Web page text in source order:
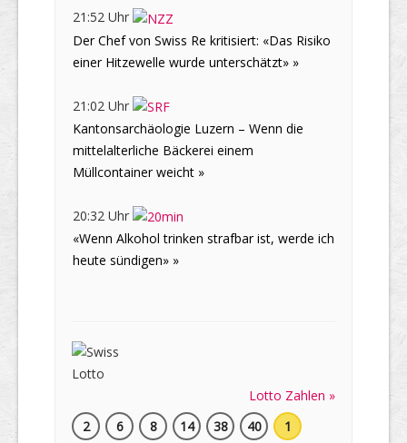
21:52 Uhr
Der Chef von Swiss Re kritisiert: «Das Risiko
einer Hitzewelle wurde unterschätzt» »
21:02 Uhr
Kantonsarchäologie Luzern – Wenn die
mittelalterliche Bäckerei einem
Müllcontainer weicht »
20:32 Uhr
«Wenn Alkohol trinken strafbar ist, werde ich
heute sündigen» »
Lotto Zahlen »
2
6 8 14 38 40 1